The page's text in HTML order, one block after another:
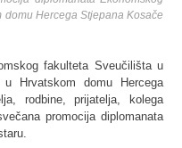
domu Hercega Stjepana Kosače
fakulteta Sveučilišta u
Hrvatskom domu Hercega
rodbine, prijatelja, kolega
promocija diplomanata